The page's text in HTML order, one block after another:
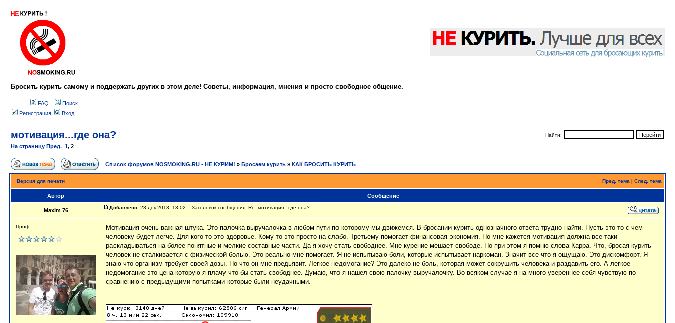
Бросить курить самому и поддержать других в этом деле! Советы, информация, мнения и просто свободное общение.
FAQ
Поиск
Регистрация
Вход
мотивация...где она?
На страницу Пред. 1, 2
Найти:
Список форумов NOSMOKING.RU - НЕ КУРИМ! » Бросаем курить » КАК БРОСИТЬ КУРИТЬ
Версия для печати Пред. тема | След. тема
Автор Сообщение
Maxim 76 Добавлено: 23 дек 2013, 13:02 Заголовок сообщения: Re: мотивация...где она?
Проф.
Мотивация очень важная штука. Это палочка выручалочка в любом пути по которому мы движемся. В бросании курить однозначного ответа трудно найти. Пусть это то с чем
человеку будет легче. Для кого то это здоровье. Кому то это просто на слабо. Третьему помогает финансовая экономия. Но мне кажется мотивация должна все таки
раскладываться на более понятные и мелкие составные части. Да я хочу стать свободнее. Мне курение мешает свободе. Но при этом я помню слова Карра. Что, бросая курить
человек не сталкивается с физической болью. Это реально мне помогает. Я не испытываю боли, которые испытывает наркоман. Значит все что я ощущаю. Это дискомфорт. Я
знаю что организм требует своей дозы. Но что он мне предьявит. Легкое недомогание? Это далеко не боль, которая может сокрушить человека и раздавить его. А легкое
недомогание это цена которую я плачу что бы стать свободнее. Думаю, что я нашел свою палочку-выручалочку. Во всяком случае я на много увереннее себя чувствую по
сравнению с предыдущими попытками которые были неудачными.